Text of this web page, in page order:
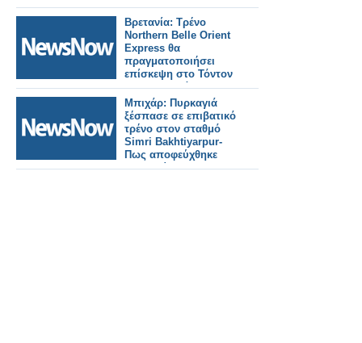
Βρετανία: Τρένο
Northern Belle Orient
Express θα
πραγματοποιήσει
επίσκεψη στο Τόντον
της Κορνουάλης.
Μπιχάρ: Πυρκαγιά
ξέσπασε σε επιβατικό
τρένο στον σταθμό
Simri Bakhtiyarpur-
Πως αποφεύχθηκε
τραγωδία.